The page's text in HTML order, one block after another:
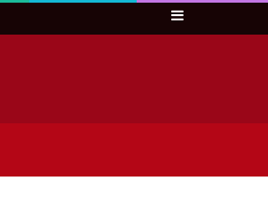
Sidebar